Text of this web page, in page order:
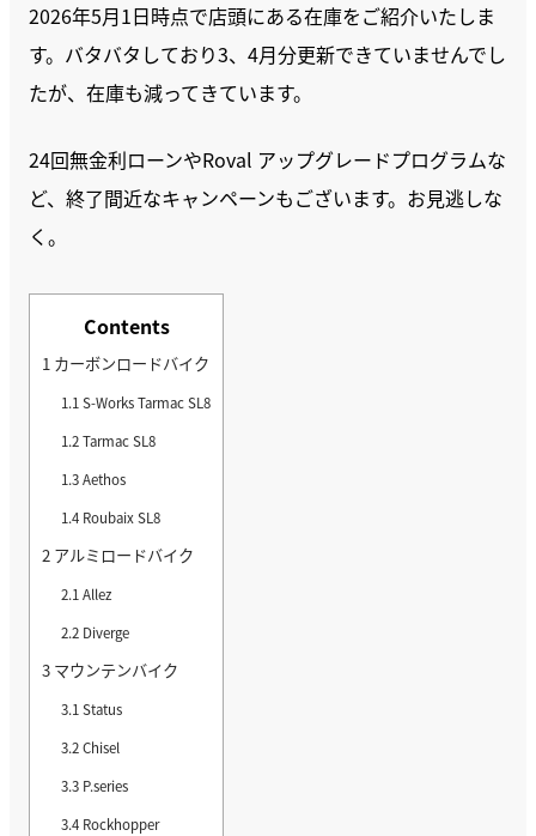
2026年5月1日時点で店頭にある在庫をご紹介いたしま
す。バタバタしており3、4月分更新できていませんでし
たが、在庫も減ってきています。
24回無金利ローンやRoval アップグレードプログラムな
ど、終了間近なキャンペーンもございます。お見逃しな
く。
Contents
1 カーボンロードバイク
1.1S-Works Tarmac SL8
1.2Tarmac SL8
1.3Aethos
1.4 Roubaix SL8
2 アルミロードバイク
2.1Allez
2.2 Diverge
3 マウンテンバイク
3.1Status
3.2Chisel
3.3 P.series
3.4 Rockhopper